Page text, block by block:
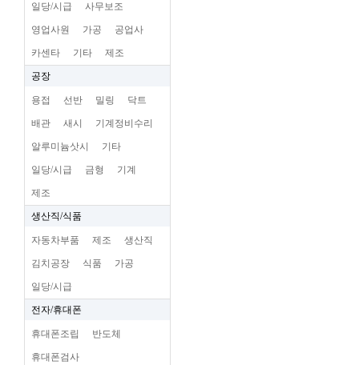
일당/시급 사무보조
영업사원 가공 공업사
카센타 기타 제조
공장
용접 선반 밀링 닥트
배관 새시 기계정비수리
알루미늄삿시 기타
일당/시급 금형 기계
제조
생산직/식품
자동차부품 제조 생산직
김치공장 식품 가공
일당/시급
전자/휴대폰
휴대폰조립 반도체
휴대폰검사